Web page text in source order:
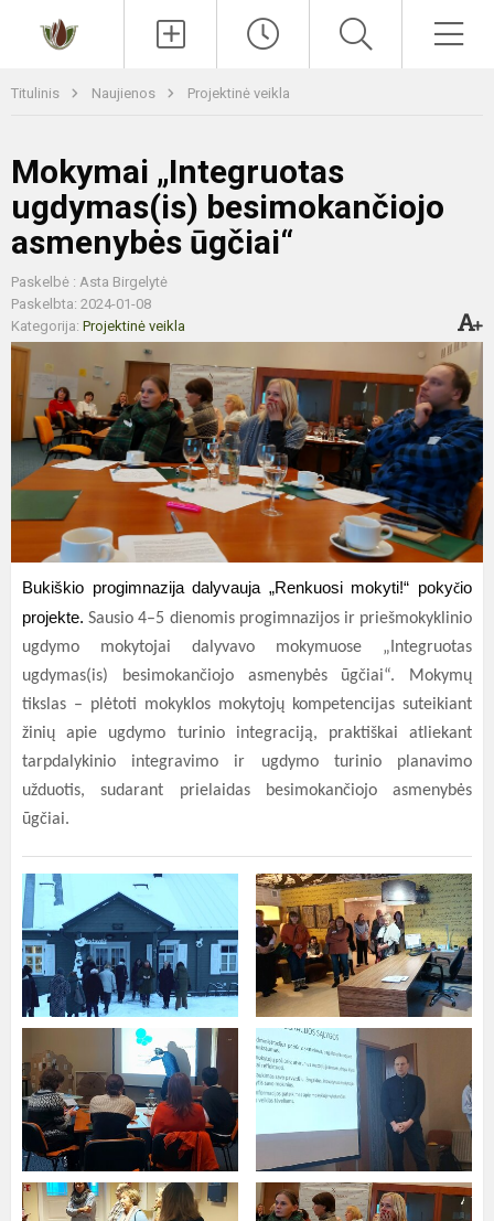
Titulinis Naujienos Projektinė veikla
Mokymai „Integruotas
ugdymas(is) besimokančiojo
asmenybės ūgčiai“
Paskelbė : Asta Birgelytė
Paskelbta: 2024-01-08
Kategorija: Projektinė veikla
Bukiškio progimnazija dalyvauja „Renkuosi mokyti!“ pokyčio
projekte.Sausio 4–5 dienomis progimnazijos ir priešmokyklinio
ugdymo mokytojai dalyvavo mokymuose „Integruotas
ugdymas(is) besimokančiojo asmenybės ūgčiai“.
Mokymų
tikslas – plėtoti mokyklos mokytojų kompetencijas suteikiant
žinių apie ugdymo turinio integraciją, praktiškai atliekant
tarpdalykinio integravimo ir ugdymo turinio planavimo
užduotis, sudarant prielaidas besimokančiojo asmenybės
ūgčiai.